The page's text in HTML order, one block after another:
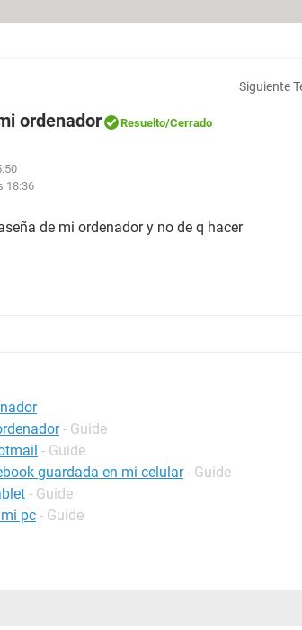
Siguiente
ordenador Resuelto/Cerrado
18:36
de mi ordenador y no de q hacer
- Guide
- Guide
guardada en mi celular - Guide
- Guide
pc - Guide